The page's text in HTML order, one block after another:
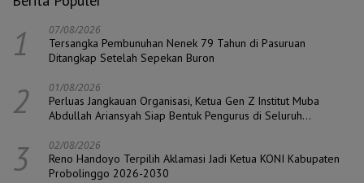
1 07/08/2026
Tersangka Pembunuhan Nenek 79 Tahun di Pasuruan
Ditangkap Setelah Sepekan Buron
2 01/08/2026
Perluas Jangkauan Organisasi, Ketua Gen Z Institut Muba
Abdullah Ariansyah Siap Bentuk Pengurus di Seluruh
3 02/08/2026
Reno Handoyo Terpilih Aklamasi Jadi Ketua KONI Kabupaten
Probolinggo 2026-2030